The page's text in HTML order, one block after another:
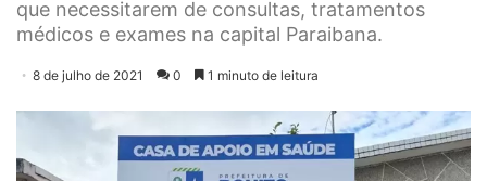
que necessitarem de consultas, tratamentos
médicos e exames na capital Paraibana.
8 de julho de 2021 0 1 minuto de leitura